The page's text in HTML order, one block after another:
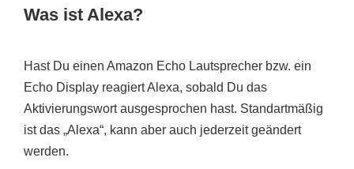
Was ist Alexa?
Hast Du einen Amazon Echo Lautsprecher bzw. ein
Echo Display reagiert Alexa, sobald Du das
Aktivierungswort ausgesprochen hast. Standartmäßig
ist das „Alexa“, kann aber auch jederzeit geändert
werden.